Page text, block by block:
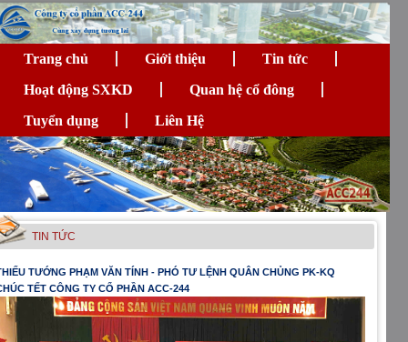
Trang chủ Giới thiệu
Tin tức
Hoạt động SXKD
Quan hệ cổ đông
Tuyển dụng
Liên Hệ
TIN TỨC
TƯỚNG PHẠM VĂN TÍNH - PHÓ TƯ LỆNH QUÂN CHỦNG PK-KQ
TẾT CÔNG TY CỔ PHẦN ACC-244